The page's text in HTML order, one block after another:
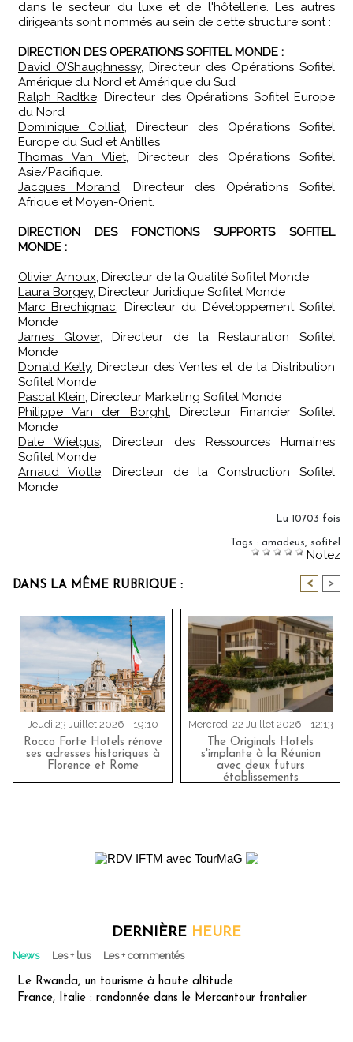
dans le secteur du luxe et de l'hôtellerie. Les autres
dirigeants sont nommés au sein de cette structure sont :
DIRECTION DES OPERATIONS SOFITEL MONDE :
David O’Shaughnessy, Directeur des Opérations Sofitel
Amérique du Nord et Amérique du Sud
Ralph Radtke, Directeur des Opérations Sofitel Europe
du Nord
Dominique Colliat , Directeur des Opérations Sofitel
Europe du Sud et Antilles
Thomas Van Vliet, Directeur des Opérations Sofitel
Asie/Pacifique.
Jacques Morand , Directeur des Opérations Sofitel
Afrique et Moyen-Orient.
DIRECTION DES FONCTIONS SUPPORTS SOFITEL
MONDE :
Olivier Arnoux , Directeur de la Qualité Sofitel Monde
Laura Borgey, Directeur Juridique Sofitel Monde
Marc Brechignac , Directeur du Développement Sofitel
Monde
James Glover, Directeur de la Restauration Sofitel
Monde
Donald Kelly, Directeur des Ventes et de la Distribution
Sofitel Monde
Pascal Klein , Directeur Marketing Sofitel Monde
Philippe Van der Borght, Directeur Financier Sofitel
Monde
Dale Wielgus , Directeur des Ressources Humaines
Sofitel Monde
Arnaud Viotte , Directeur de la Construction Sofitel
Monde
Lu 10703 fois
Tags : amadeus sofitel
Notez
DANS LA MÊME RUBRIQUE : < >
Jeudi 23 Juillet 2026 - 19:10
Rocco Forte Hotels rénove
ses adresses historiques à
Florence et Rome
Mercredi 22 Juillet 2026 - 12:13
The Originals Hotels
s'implante à la Réunion
avec deux futurs
établissements
DERNIÈRE HEURE
News Les + lus Les + commentés
Le Rwanda, un tourisme à haute altitude
France, Italie : randonnée dans le Mercantour frontalier